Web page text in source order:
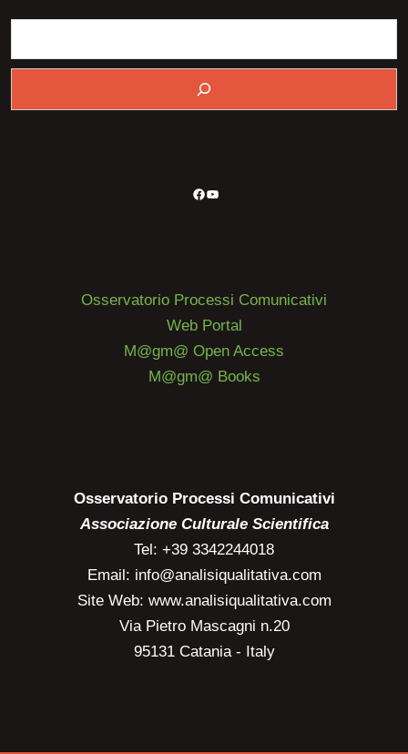
Facebook
YouTube
Osservatorio Processi Comunicativi
Web Portal
M@gm@ Open Access
M@gm@ Books
Osservatorio Processi Comunicativi
Associazione Culturale Scientifica
Tel: +39 3342244018
Email: info@analisiqualitativa.com
Site Web: www.analisiqualitativa.com
Via Pietro Mascagni n.20
95131 Catania - Italy